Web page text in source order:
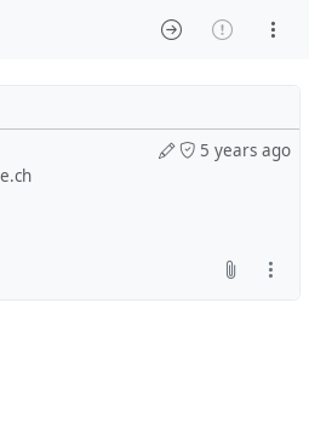
5 years ago